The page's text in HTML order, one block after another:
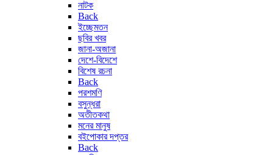
নাটক
Back
ইচ্ছেমতন
ছবির খবর
জানা-অজানা
দেশে-বিদেশে
বিশেষ রচনা
Back
পরশমণি
বসুন্ধরা
অতীতকথা
মনের মানুষ
বইপোকার দপ্তর
Back